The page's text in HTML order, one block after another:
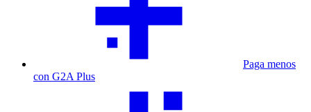
Paga menos
con G2A Plus